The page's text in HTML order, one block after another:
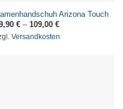
Arizona Touch
€– 109,00 €
Versandkosten